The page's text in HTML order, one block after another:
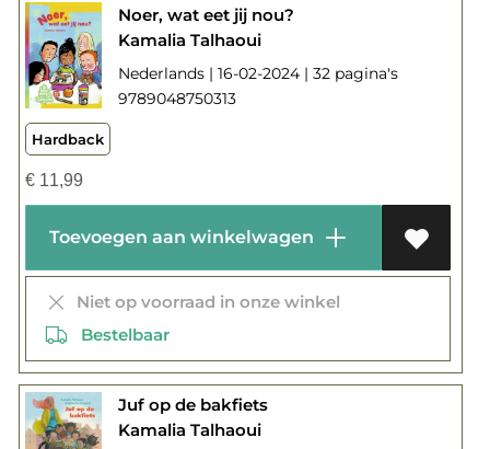
Noer, wat eet jij nou?
Kamalia Talhaoui
Nederlands | 16-02-2024 | 32 pagina's
9789048750313
Hardback
€11,99
Toevoegen aan winkelwagen
Niet op voorraad in onze winkel
Bestelbaar
Juf op de bakfiets
Kamalia Talhaoui